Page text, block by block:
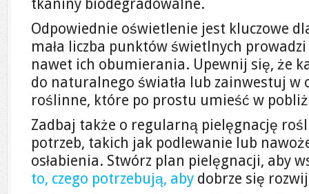
tkaniny biodegradowalne.
Odpowiednie oświetlenie jest kluczowe
mała liczba punktów świetlnych
nawet ich obumierania. Upewnij się, że
do naturalnego światła lub zainwestuj w
roślinne, które po prostu umieść w
Zadbaj także o regularną pielęgnację
potrzeb, takich jak podlewanie lub
osłabienia. Stwórz plan pielęgnacji, aby
to, czego potrzebują, aby dobrze się